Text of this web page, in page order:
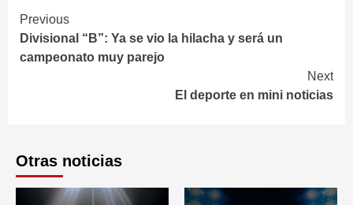
Continue
Reading
Previous
Divisional “B”: Ya se vio la hilacha y será un
campeonato muy parejo
Next
El deporte en mini noticias
Otras noticias